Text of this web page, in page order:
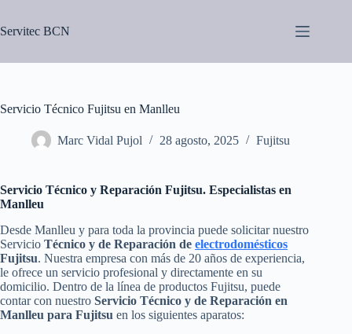
contenido
Servitec BCN
Servicio Técnico Fujitsu en Manlleu
Marc Vidal Pujol 28 agosto, 2025 Fujitsu
Servicio Técnico y Reparación Fujitsu. Especialistas en
Manlleu
Desde Manlleu y para toda la provincia puede solicitar nuestro
Servicio Técnico y de Reparación de electrodomésticos
Fujitsu. Nuestra empresa con más de 20 años de experiencia,
le ofrece un servicio profesional y directamente en su
domicilio. Dentro de la línea de productos Fujitsu, puede
contar con nuestro Servicio Técnico y de Reparación en
Manlleu para Fujitsu en los siguientes aparatos: